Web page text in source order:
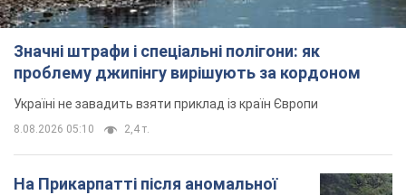
Значні штрафи і спеціальні полігони: як
проблему джипінгу вирішують за кордоном
Україні не завадить взяти приклад із країн Європи
8.08.2026 05:10 2,4 т.
На Прикарпатті після аномальної